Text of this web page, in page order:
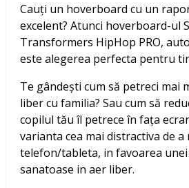
Cauți un hoverboard cu un
excelent? Atunci hoverboard-ul
Transformers HipHop PRO,
este alegerea perfecta pentru
Te gândești cum să petreci mai
liber cu familia? Sau cum să
copilul tău îl petrece în fața
varianta cea mai distractiva de
telefon/tableta, in favoarea
sanatoase in aer liber.